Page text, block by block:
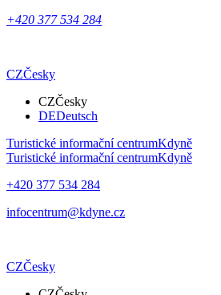
+420 377 534 284
CZČesky
CZČesky
DEDeutsch
Turistické informační centrumKdyně
Turistické informační centrumKdyně
+420 377 534 284
infocentrum@kdyne.cz
CZČesky